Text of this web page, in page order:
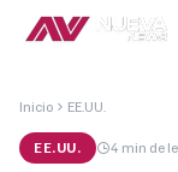
Inicio EE.UU.
EE.UU. 4 min de